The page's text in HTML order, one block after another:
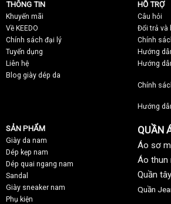
THÔNG TIN
Khuyến mãi
Về KEEDO
Chính sách đại lý
Tuyển dụng
Liên hệ
Blog giày dép da
HỖ TRỢ
Câu hỏi
Đổi trả và
Chính
Hướng
Hướng
Chính
Hướng
SẢN PHẨM
Giày da nam
Dép kẹp nam
Dép quai ngang nam
Sandal
Giày sneaker nam
Phụ kiện
QUẦN
Áo sơ
Áo thun
Quần
Quần